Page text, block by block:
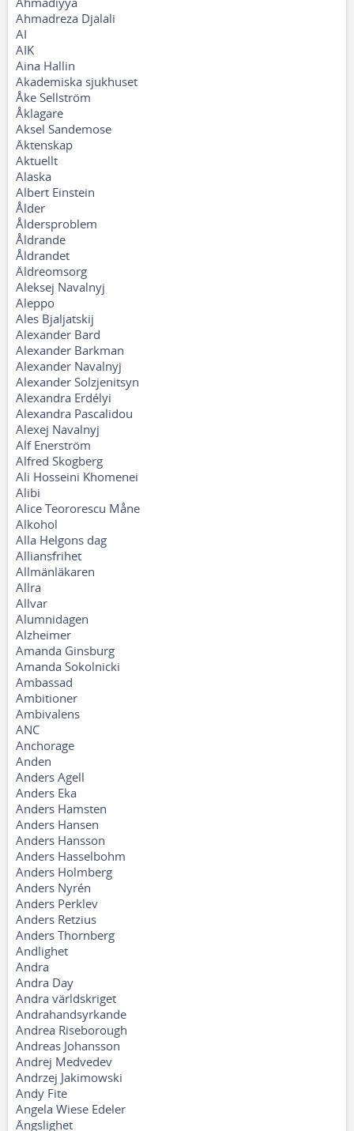
Ahmadreza Djalali
AI
AIK
Aina Hallin
Akademiska sjukhuset
Åke Sellström
Åklagare
Aksel Sandemose
Äktenskap
Aktuellt
Alaska
Albert Einstein
Ålder
Åldersproblem
Åldrande
Åldrandet
Äldreomsorg
Aleksej Navalnyj
Aleppo
Ales Bjaljatskij
Alexander Bard
Alexander Barkman
Alexander Navalnyj
Alexander Solzjenitsyn
Alexandra Erdélyi
Alexandra Pascalidou
Alexej Navalnyj
Alf Enerström
Alfred Skogberg
Ali Hosseini Khomenei
Alibi
Alice Teororescu Måne
Alkohol
Alla Helgons dag
Alliansfrihet
Allmänläkaren
Allra
Allvar
Alumnidagen
Alzheimer
Amanda Ginsburg
Amanda Sokolnicki
Ambassad
Ambitioner
Ambivalens
ANC
Anchorage
Anden
Anders Agell
Anders Eka
Anders Hamsten
Anders Hansen
Anders Hansson
Anders Hasselbohm
Anders Holmberg
Anders Nyrén
Anders Perklev
Anders Retzius
Anders Thornberg
Andlighet
Andra
Andra Day
Andra världskriget
Andrahandsyrkande
Andrea Riseborough
Andreas Johansson
Andrej Medvedev
Andrzej Jakimowski
Andy Fite
Angela Wiese Edeler
Ängslighet